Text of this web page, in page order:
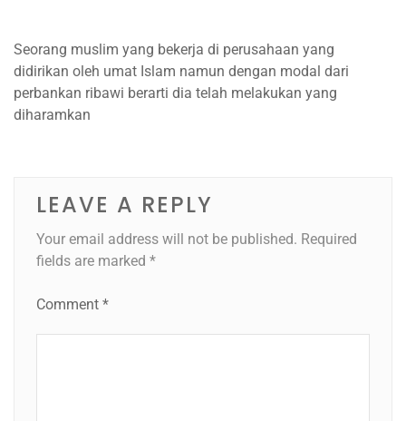
Seorang muslim yang bekerja di perusahaan yang
didirikan oleh umat Islam namun dengan modal dari
perbankan ribawi berarti dia telah melakukan yang
diharamkan
LEAVE A REPLY
Your email address will not be published. Required
fields are marked *
Comment *